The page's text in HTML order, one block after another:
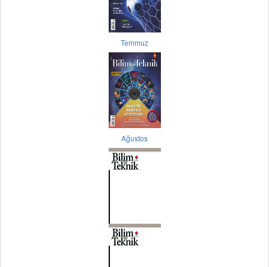
Temmuz
Ağustos